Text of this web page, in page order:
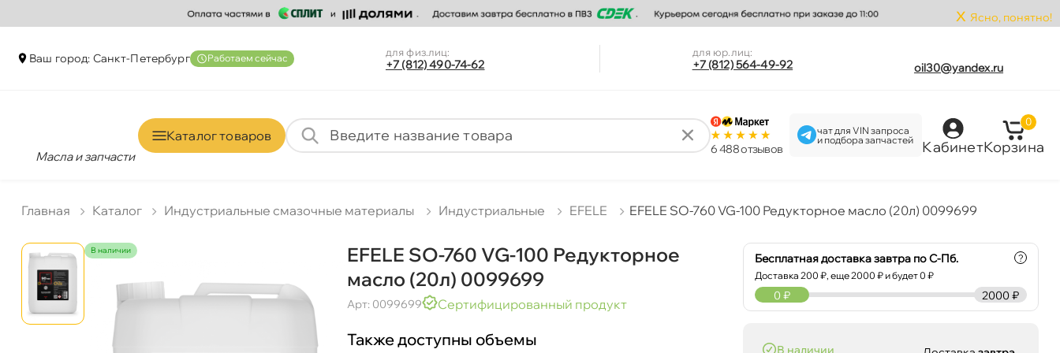
x Ясно, понятно!
аш город: Санкт-Петербур Работаем сейчас для физ.лиц:
+7 (812) 490-74-62
для юр.лиц:
+7 (812) 564-49-92 oil30@yandex.ru
Масла и запчасти
Каталог товаро
6 488 отзыво
чат для VIN запроса
и подбора запчастей
Кабинет
0
Корзина
Главная Катало Индустриальные смазочные материалы Индустриальные EFELE EFELE SO-760 VG-100 Редукторное масло (20л) 0099699
наличии
EFELE SO-760 VG-100 Редукторное
масло (20л) 0099699
Арт: 0099699 Сертифицированный продукт
Также доступны объемы
Бесплатная доставка завтра по С-Пб.
Доставка200 ₽, еще2000 ₽ и будет 0 ₽
?
2000 ₽
0 ₽
наличии